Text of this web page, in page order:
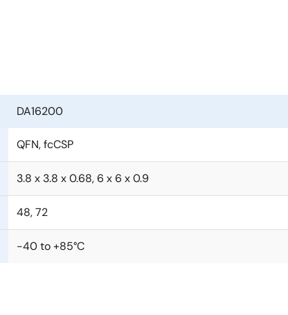
DA16200
QFN, fcCSP
3.8 x 3.8 x 0.68, 6 x 6 x 0.9
48, 72
-40 to +85°C